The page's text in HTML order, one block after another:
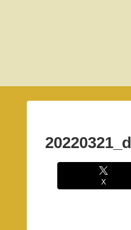
20220321_d
X